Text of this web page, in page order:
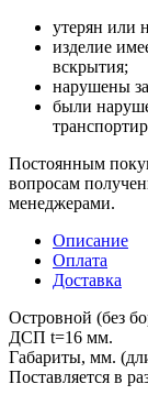
утерян или
изделие
вскрытия;
нарушены
были
Постоянным
вопросам
менеджерами.
Описание
Оплата
Доставка
Островной (без
ДСП t=16 мм.
Габариты, мм.
Поставляется в